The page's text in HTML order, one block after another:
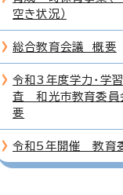
空き状況）
総合教育会議 概要
令和3年度学力・学
査 和光市教育委員
要
令和5年開催 教育